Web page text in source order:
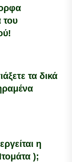
του
τα δικά
η
);